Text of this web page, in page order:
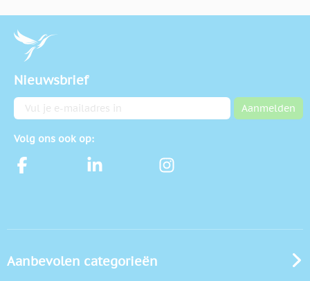
Nieuwsbrief
E-mailadres Aanmelden
Volg ons ook op:
Aanbevolen categorieën